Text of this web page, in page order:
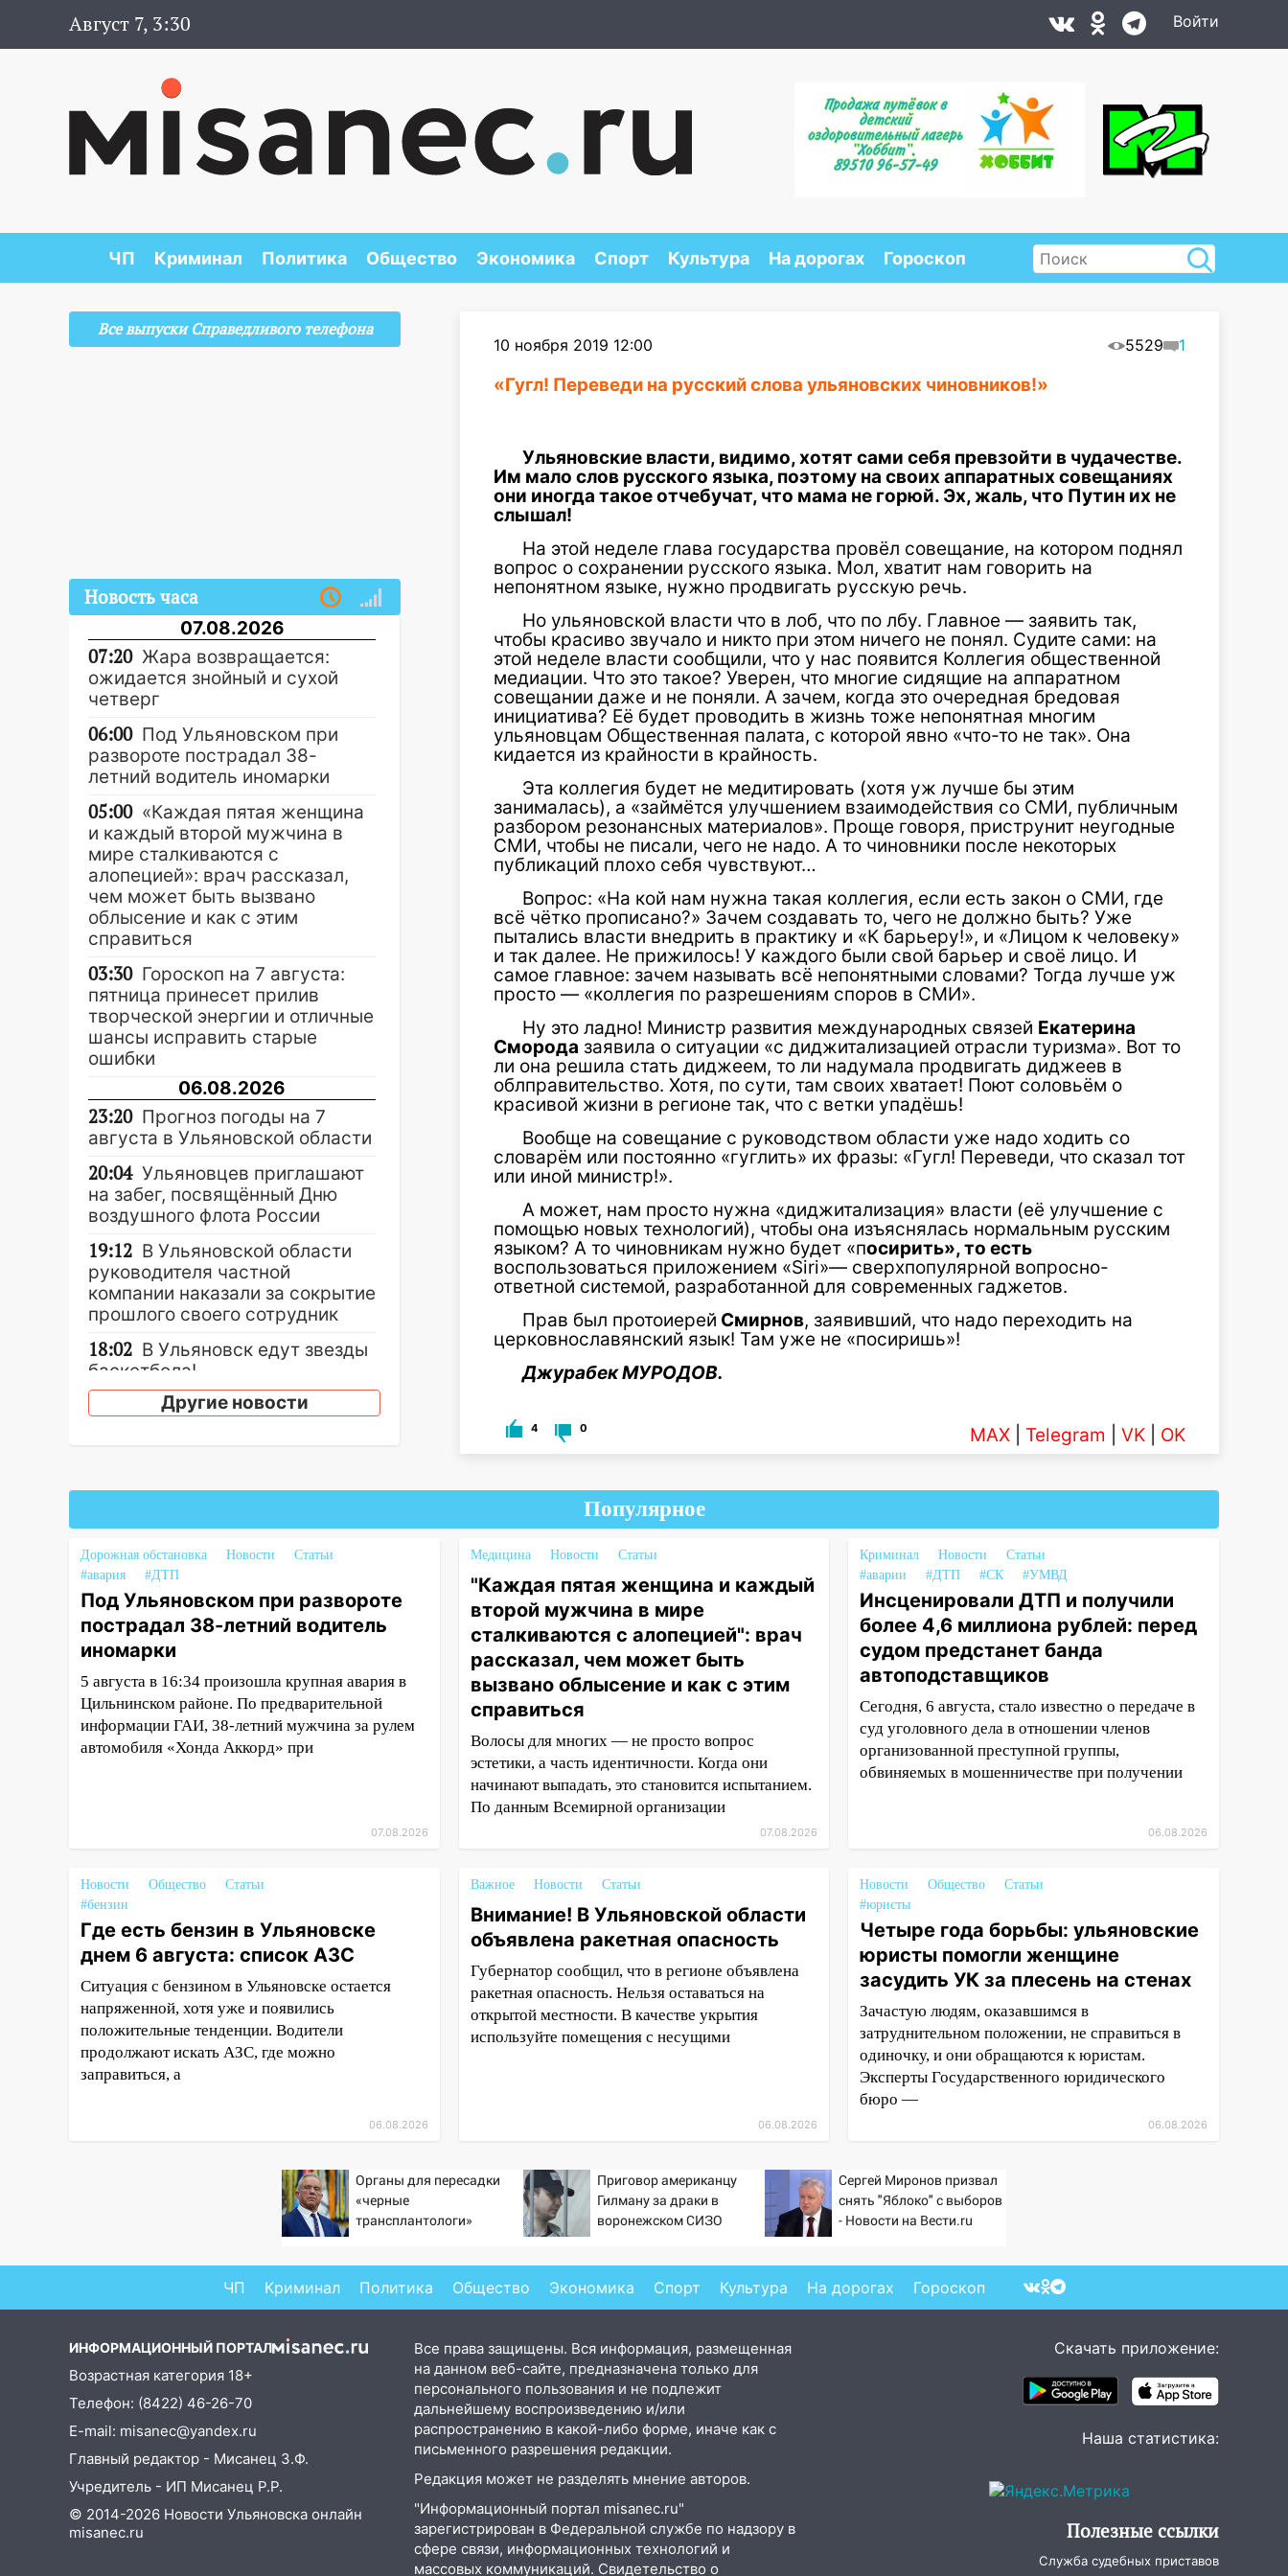
Август 7, 3:30 Войти
ЧП Криминал Политика Общество Экономика Спорт Культура На дорогах Гороскоп
10 ноября 2019 12:00 5529 1
«Гугл! Переведи на русский слова ульяновских чиновников!»
Ульяновские власти, видимо, хотят сами себя превзойти в чудачестве.
Им мало слов русского языка, поэтому на своих аппаратных совещаниях
они иногда такое отчебучат, что мама не горюй. Эх, жаль, что Путин их не
слышал!
На этой неделе глава государства провёл совещание, на котором поднял
вопрос о сохранении русского языка. Мол, хватит нам говорить на
непонятном языке, нужно продвигать русскую речь.
Но ульяновской власти что в лоб, что по лбу. Главное — заявить так,
чтобы красиво звучало и никто при этом ничего не понял. Судите сами: на
этой неделе власти сообщили, что у нас появится Коллегия общественной
медиации. Что это такое? Уверен, что многие сидящие на аппаратном
совещании даже и не поняли. А зачем, когда это очередная бредовая
инициатива? Её будет проводить в жизнь тоже непонятная многим
ульяновцам Общественная палата, с которой явно «что-то не так». Она
кидается из крайности в крайность.
Эта коллегия будет не медитировать (хотя уж лучше бы этим
занималась), а «займётся улучшением взаимодействия со СМИ, публичным
разбором резонансных материалов». Проще говоря, приструнит неугодные
СМИ, чтобы не писали, чего не надо. А то чиновники после некоторых
публикаций плохо себя чувствуют…
Вопрос: «На кой нам нужна такая коллегия, если есть закон о СМИ, где
всё чётко прописано?» Зачем создавать то, чего не должно быть? Уже
пытались власти внедрить в практику и «К барьеру!», и «Лицом к человеку»
и так далее. Не прижилось! У каждого были свой барьер и своё лицо. И
самое главное: зачем называть всё непонятными словами? Тогда лучше уж
просто — «коллегия по разрешениям споров в СМИ».
Ну это ладно! Министр развития международных связей Екатерина
Сморода заявила о ситуации «с диджитализацией отрасли туризма». Вот то
ли она решила стать диджеем, то ли надумала продвигать диджеев в
облправительство. Хотя, по сути, там своих хватает! Поют соловьём о
красивой жизни в регионе так, что с ветки упадёшь!
Вообще на совещание с руководством области уже надо ходить со
словарём или постоянно «гуглить» их фразы: «Гугл! Переведи, что сказал тот
или иной министр!».
А может, нам просто нужна «диджитализация» власти (её улучшение с
помощью новых технологий), чтобы она изъяснялась нормальным русским
языком? А то чиновникам нужно будет «посирить», то есть
воспользоваться приложением «Siri»— сверхпопулярной вопросно-
ответной системой, разработанной для современных гаджетов.
Прав был протоиерей Смирнов, заявивший, что надо переходить на
церковнославянский язык! Там уже не «посиришь»!
Джурабек МУРОДОВ.
4 0 MAX Telegram VK OK
Все выпуски Справедливого телефона
Новость часа
07.08.2026
07:20 Жара возвращается:
ожидается знойный и сухой
четверг
06:00 Под Ульяновском при
развороте пострадал 38-
летний водитель иномарки
05:00 «Каждая пятая женщина
и каждый второй мужчина в
мире сталкиваются с
алопецией»: врач рассказал,
чем может быть вызвано
облысение и как с этим
справиться
03:30 Гороскоп на 7 августа:
пятница принесет прилив
творческой энергии и отличные
шансы исправить старые
ошибки
06.08.2026
23:20 Прогноз погоды на 7
августа в Ульяновской области
20:04 Ульяновцев приглашают
на забег, посвящённый Дню
воздушного флота России
19:12 В Ульяновской области
руководителя частной
компании наказали за сокрытие
прошлого своего сотрудник
18:02 В Ульяновск едут звезды
баскетбола!
17:08
Ульяновский областной
махинации на 3,2 млн рублей
16:09 Ветераны легкой
атлетики из Ульяновска
успешно выступили на
Чемпионате России
16:02 В Ульяновской области
убрали более 28% площадей
зерновых и зернобобовых
культур
15:51 Бросила кирпич в жену
брата: в Ульяновской области
15:15
ограбил: новый кавалер
женщины оказался
рецидивистом
14:26 В Ульяновске ограничат
движение по улице Ефремова
14:23 67% ульяновцев готовы
передумать увольняться, если
13:00 В суде защитили
необоснованно обвиняли в
жестоком обращении с
животными
12:28 Миллион на «льготниках»:
в Ульяновской области
перевозчик провернул хитрую
схему с чужими проездными
12:10 Ульяновский алиментщик
Другие новости
Популярное
Дорожная обстановка Новости
Статьи
#авария
#ДТП
Под Ульяновском при развороте
пострадал 38-летний водитель
иномарки
5 августа в 16:34 произошла крупная авария в
Цильнинском районе. По предварительной
информации ГАИ, 38-летний мужчина за рулем
автомобиля «Хонда Аккорд» при
07.08.2026
Медицина Новости Статьи
"Каждая пятая женщина и каждый
второй мужчина в мире
сталкиваются с алопецией": врач
рассказал, чем может быть
вызвано облысение и как с этим
справиться
Волосы для многих — не просто вопрос
эстетики, а часть идентичности. Когда они
начинают выпадать, это становится испытанием.
По данным Всемирной организации
07.08.2026
Криминал Новости
Статьи
#аварии
#ДТП #СК #УМВД
Инсценировали ДТП и получили
более 4,6 миллиона рублей: перед
судом предстанет банда
автоподставщиков
Сегодня, 6 августа, стало известно о передаче в
суд уголовного дела в отношении членов
организованной преступной группы,
обвиняемых в мошенничестве при получении
06.08.2026
Новости Общество
Статьи
#бензин
Где есть бензин в Ульяновске
днем 6 августа: список АЗС
Ситуация с бензином в Ульяновске остается
напряженной, хотя уже и появились
положительные тенденции. Водители
продолжают искать АЗС, где можно
заправиться, а
06.08.2026
Важное Новости Статьи
Внимание! В Ульяновской области
объявлена ракетная опасность
Губернатор сообщил, что в регионе объявлена
ракетная опасность. Нельзя оставаться на
открытой местности. В качестве укрытия
используйте помещения с несущими
06.08.2026
Новости Общество
Статьи
#юристы
Четыре года борьбы: ульяновские
юристы помогли женщине
засудить УК за плесень на стенах
Зачастую людям, оказавшимся в
затруднительном положении, не справиться в
одиночку, и они обращаются к юристам.
Эксперты Государственного юридического
бюро —
06.08.2026
Органы для пересадки
«черные
трансплантологи»
Приговор американцу
Гилману за драки в
воронежском СИЗО
Сергей Миронов призвал
снять "Яблоко" с выборов
- Новости на Вести.ru
ЧП Криминал Политика Общество Экономика Спорт Культура На дорогах Гороскоп
ИНФОРМАЦИОННЫЙ ПОРТАЛ
Возрастная категория 18+
Телефон: (8422) 46-26-70
E-mail: misanec@yandex.ru
Главный редактор - Мисанец З.Ф.
Учредитель - ИП Мисанец Р.Р.
© 2014-2026 Новости Ульяновска онлайн
misanec.ru
Все права защищены. Вся информация, размещенная
на данном веб-сайте, предназначена только для
персонального пользования и не подлежит
дальнейшему воспроизведению и/или
распространению в какой-либо форме, иначе как с
письменного разрешения редакции.
Редакция может не разделять мнение авторов.
"Информационный портал misanec.ru"
зарегистрирован в Федеральной службе по надзору в
сфере связи, информационных технологий и
массовых коммуникаций. Свидетельство о
Скачать приложение:
Наша статистика:
Полезные ссылки
Служба судебных приставов